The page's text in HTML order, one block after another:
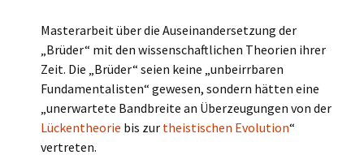
Masterarbeit über die Auseinandersetzung der
„Brüder“ mit den wissenschaftlichen Theorien ihrer
Zeit. Die „Brüder“ seien keine „unbeirrbaren
Fundamentalisten“ gewesen, sondern hätten eine
„unerwartete Bandbreite an Überzeugungen von der
Lückentheorie bis zur theistischen Evolution“
vertreten.